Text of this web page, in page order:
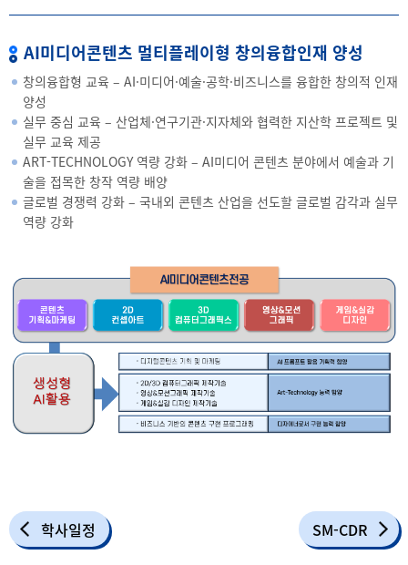
AI미디어콘텐츠 멀티플레이형 창의융합인재 양성
창의융합형 교육 – AI·미디어·예술·공학·비즈니스를 융합한 창의적 인재
양성
실무 중심 교육 – 산업체·연구기관·지자체와 협력한 지산학 프로젝트 및
실무 교육 제공
ART-TECHNOLOGY 역량 강화 – AI미디어 콘텐츠 분야에서 예술과 기
술을 접목한 창작 역량 배양
글로벌 경쟁력 강화 – 국내외 콘텐츠 산업을 선도할 글로벌 감각과 실무
역량 강화
학사일정 SM-CDR